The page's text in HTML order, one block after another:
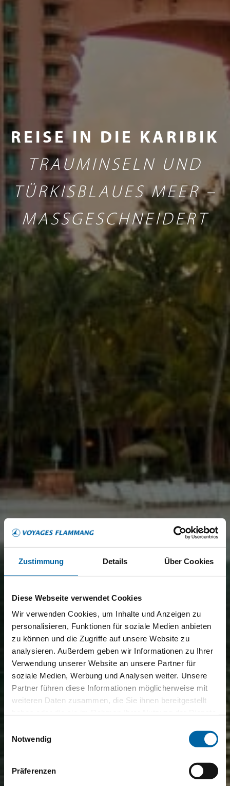
Zustimmung Details Über Cookies
Diese Webseite verwendet Cookies
Wir verwenden Cookies, um Inhalte und Anzeigen zu
personalisieren, Funktionen für soziale Medien anbieten
zu können und die Zugriffe auf unsere Website zu
analysieren. Außerdem geben wir Informationen zu Ihrer
Verwendung unserer Website an unsere Partner für
soziale Medien, Werbung und Analysen weiter. Unsere
Partner führen diese Informationen möglicherweise mit
weiteren Daten zusammen, die Sie ihnen bereitgestellt
Notwendig
Präferenzen
REISE IN DIE KARIBIK
TRAUMINSELN UND
TÜRKISBLAUES MEER –
MASSGESCHNEIDERT